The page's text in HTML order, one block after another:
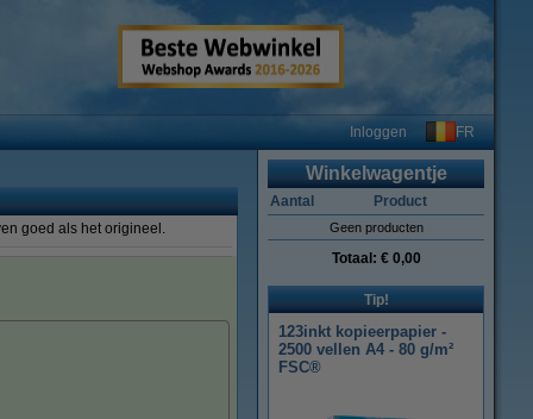
Inloggen FR
Winkelwagentje
Aantal Product
Geen producten
Totaal: € 0,00
Tip!
123inkt kopieerpapier -
2500 vellen A4 - 80 g/m²
FSC®